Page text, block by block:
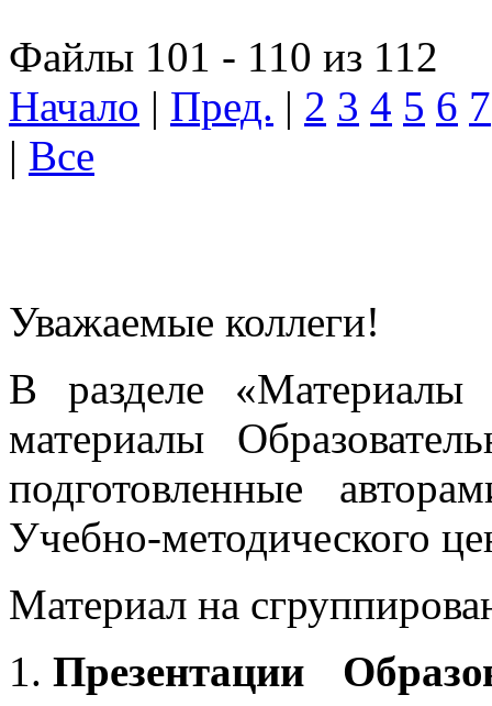
Файлы 101 - 110 из 112
Начало | Пред. | 2 3 4 5 6 7
| Все
Уважаемые коллеги!
В разделе «Материалы
материалы
подготовленные
Учебно-методического
Материал на
Презентации